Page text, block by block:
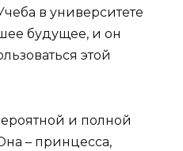
в университете
будущее, и он
этой
и полной
– принцесса,